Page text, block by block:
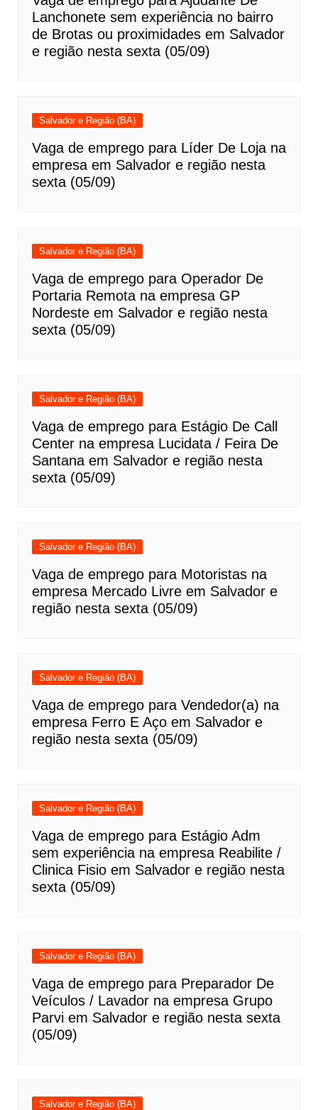
Lanchonete sem experiência no bairro
de Brotas ou proximidades em Salvador
e região nesta sexta (05/09)
Salvador e Região (BA)
Vaga de emprego para Líder De Loja na
empresa em Salvador e região nesta
sexta (05/09)
Salvador e Região (BA)
Vaga de emprego para Operador De
Portaria Remota na empresa GP
Nordeste em Salvador e região nesta
sexta (05/09)
Salvador e Região (BA)
Vaga de emprego para Estágio De Call
Center na empresa Lucidata / Feira De
Santana em Salvador e região nesta
sexta (05/09)
Salvador e Região (BA)
Vaga de emprego para Motoristas na
empresa Mercado Livre em Salvador e
região nesta sexta (05/09)
Salvador e Região (BA)
Vaga de emprego para Vendedor(a) na
empresa Ferro E Aço em Salvador e
região nesta sexta (05/09)
Salvador e Região (BA)
Vaga de emprego para Estágio Adm
sem experiência na empresa Reabilite /
Clinica Fisio em Salvador e região nesta
sexta (05/09)
Salvador e Região (BA)
Vaga de emprego para Preparador De
Veículos / Lavador na empresa Grupo
Parvi em Salvador e região nesta sexta
(05/09)
Salvador e Região (BA)